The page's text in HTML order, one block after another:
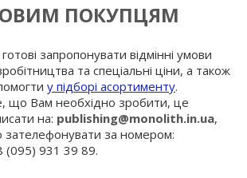
ПОКУПЦЯМ
запропонувати відмінні умови
та спеціальні ціни, а також
у підборі асортименту.
що Вам необхідно зробити, це
на: publishing@monolith.in.ua,
зателефонувати за номером:
(095) 931 39 89.